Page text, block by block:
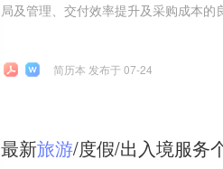
局及管理、交付效率提升及采购成本
简历本 发布于 07-24
最新旅游/度假/出入境服务